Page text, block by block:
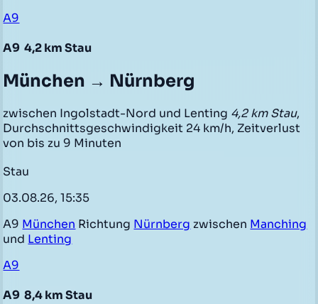
A9
A9 4,2 km Stau
München → Nürnberg
zwischen Ingolstadt-Nord und Lenting 4,2 km Stau,
Durchschnittsgeschwindigkeit 24 km/h, Zeitverlust
von bis zu 9 Minuten
Stau
03.08.26, 15:35
A9 München Richtung Nürnberg zwischen Manching
und Lenting
A9
A9 8,4 km Stau